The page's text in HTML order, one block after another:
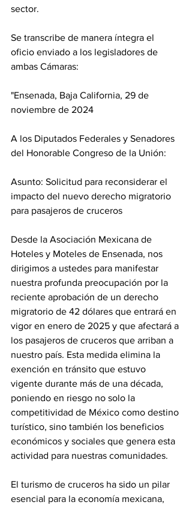
sector.
Se transcribe de manera íntegra el
oficio enviado a los legisladores de
ambas Cámaras:
"Ensenada, Baja California, 29 de
noviembre de 2024
A los Diputados Federales y Senadores
del Honorable Congreso de la Unión:
Asunto: Solicitud para reconsiderar el
impacto del nuevo derecho migratorio
para pasajeros de cruceros
Desde la Asociación Mexicana de
Hoteles y Moteles de Ensenada, nos
dirigimos a ustedes para manifestar
nuestra profunda preocupación por la
reciente aprobación de un derecho
migratorio de 42 dólares que entrará en
vigor en enero de 2025 y que afectará a
los pasajeros de cruceros que arriban a
nuestro país. Esta medida elimina la
exención en tránsito que estuvo
vigente durante más de una década,
poniendo en riesgo no solo la
competitividad de México como destino
turístico, sino también los beneficios
económicos y sociales que genera esta
actividad para nuestras comunidades.
El turismo de cruceros ha sido un pilar
esencial para la economía mexicana,